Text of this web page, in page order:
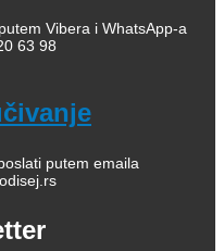
Vibera i WhatsApp-a
63 98
putem emaila